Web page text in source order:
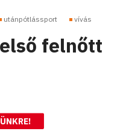
utánpótlássport vívás
felnőtt